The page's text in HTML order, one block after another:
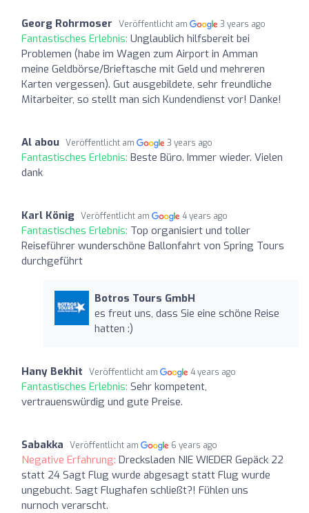
Georg Rohrmoser Veröffentlicht am 3 years ago
Fantastisches Erlebnis: Unglaublich hilfsbereit bei
Problemen (habe im Wagen zum Airport in Amman
meine Geldbörse/Brieftasche mit Geld und mehreren
Karten vergessen). Gut ausgebildete, sehr freundliche
Mitarbeiter, so stellt man sich Kundendienst vor! Danke!
Al abou Veröffentlicht am 3 years ago
Fantastisches Erlebnis: Beste Büro. Immer wieder. Vielen
dank
Karl König Veröffentlicht am 4 years ago
Fantastisches Erlebnis: Top organisiert und toller
Reiseführer wunderschöne Ballonfahrt von Spring Tours
durchgeführt
Botros Tours GmbH
es freut uns, dass Sie eine schöne Reise
hatten :)
Hany Bekhit Veröffentlicht am 4 years ago
Fantastisches Erlebnis: Sehr kompetent,
vertrauenswürdig und gute Preise.
Sabakka Veröffentlicht am 6 years ago
Negative Erfahrung: Drecksladen NIE WIEDER Gepäck 22
statt 24 Sagt Flug wurde abgesagt statt Flug wurde
ungebucht. Sagt Flughafen schließt?! Fühlen uns
nurnoch verarscht.